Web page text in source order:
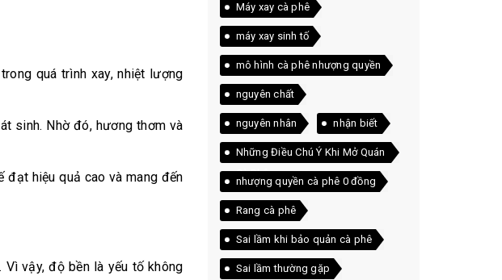
quá trình xay, nhiệt lượng
sinh. Nhờ đó, hương thơm và
đạt hiệu quả cao và mang đến
vậy, độ bền là yếu tố không
Máy xay cà phê
máy xay sinh tố
mô hình cà phê nhượng quyền
nguyên chất
nguyên nhân nhận biết
Những Điều Chú Ý Khi Mở Quán
Cà Phê
nhượng quyền cà phê 0 đồng
Rang cà phê
Sai lầm khi bảo quản cà phê
Sai lầm thường gặp